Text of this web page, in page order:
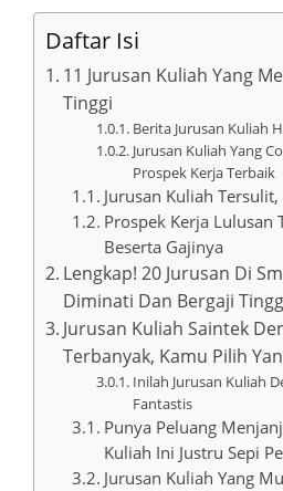
Daftar Isi
11 Jurusan Kuliah Yang
Tinggi
Berita Jurusan Kuliah
Jurusan Kuliah Yang
Prospek Kerja Terbaik
Jurusan Kuliah
Prospek Kerja Lulusan
Beserta Gajinya
Lengkap! 20 Jurusan Di
Diminati Dan Bergaji
Jurusan Kuliah Saintek
Terbanyak, Kamu Pilih
Inilah Jurusan Kuliah
Fantastis
Punya Peluang
Kuliah Ini Justru Sepi
Jurusan Kuliah Yang